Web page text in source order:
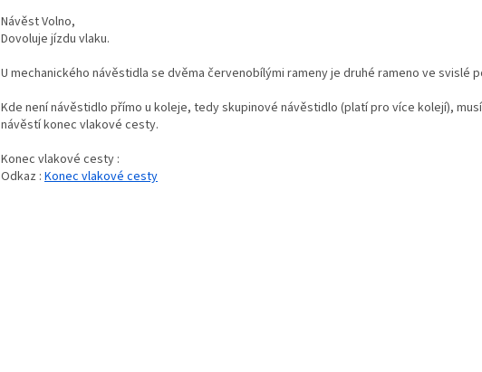
Návěst Volno,
Dovoluje jízdu vlaku.
U mechanického návěstidla se dvěma červenobílými rameny je druhé rameno ve svislé
Kde není návěstidlo přímo u koleje, tedy skupinové návěstidlo (platí pro více kolejí),
návěstí konec vlakové cesty.
Konec vlakové cesty :
Odkaz : Konec vlakové cesty